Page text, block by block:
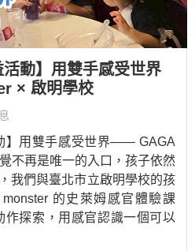
活動】用雙手感受世界
× 啟明學校
】用雙手感受世界—— GAGA
不再是唯一的入口，孩子依然
我們與臺北市立啟明學校的孩
的史萊姆感官體驗課
作探索，用感官認識一個可以